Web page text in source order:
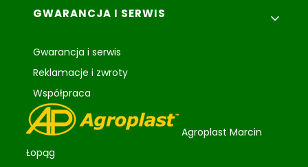
GWARANCJA I SERWIS
Gwarancja i serwis
Reklamacje i zwroty
Współpraca
Agroplast Marcin
Łopąg